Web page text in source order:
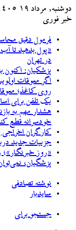
دوشنبه, مرداد ۱۹ ۱۴۰۵
خبر فوری
فرمول دقیق
«پول بدهید تا
در تهران
پزشکیان‌: اکنون
اگر معوقات
روی کاغذ؛
یک تلفن برای
هشدار مهم به
خودسرانه قطع
کارگران
جزییات جدید
«روز خبرنگار»؛
پزشگیان،
نوشته تصادفی
سایدبار
جستجو برای